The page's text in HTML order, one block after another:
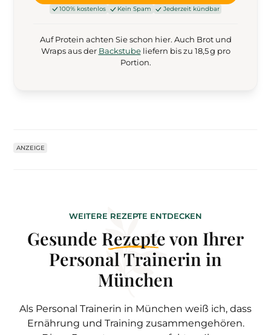
100% kostenlos Kein Spam Jederzeit kündbar
Auf Protein achten Sie schon hier. Auch Brot und
Wraps aus der Backstubeliefern bis zu 18,5 g pro
Portion.
ANZEIGE
WEITERE REZEPTE ENTDECKEN
Gesunde Rezeptevon Ihrer
Personal Trainerin in
München
Als Personal Trainerin in München weiß ich, dass
Ernährung und Training zusammengehören.